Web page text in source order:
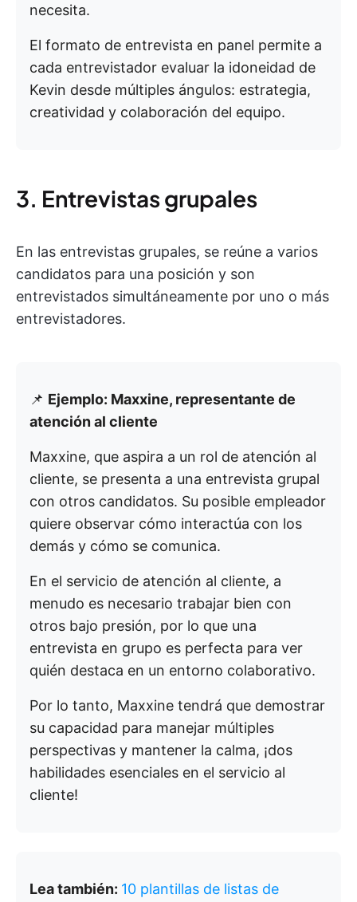
necesita.
El formato de entrevista en panel permite a
cada entrevistador evaluar la idoneidad de
Kevin desde múltiples ángulos: estrategia,
creatividad y colaboración del equipo.
3. Entrevistas grupales
En las entrevistas grupales, se reúne a varios
candidatos para una posición y son
entrevistados simultáneamente por uno o más
entrevistadores.
📌 Ejemplo: Maxxine, representante de
atención al cliente
Maxxine, que aspira a un rol de atención al
cliente, se presenta a una entrevista grupal
con otros candidatos. Su posible empleador
quiere observar cómo interactúa con los
demás y cómo se comunica.
En el servicio de atención al cliente, a
menudo es necesario trabajar bien con
otros bajo presión, por lo que una
entrevista en grupo es perfecta para ver
quién destaca en un entorno colaborativo.
Por lo tanto, Maxxine tendrá que demostrar
su capacidad para manejar múltiples
perspectivas y mantener la calma, ¡dos
habilidades esenciales en el servicio al
cliente!
Lea también: 10 plantillas de listas de